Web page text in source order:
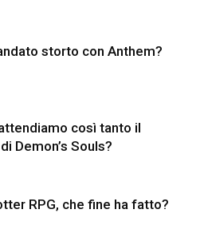
storto con Anthem?
così tanto il
Demon’s Souls?
RPG, che fine ha fatto?